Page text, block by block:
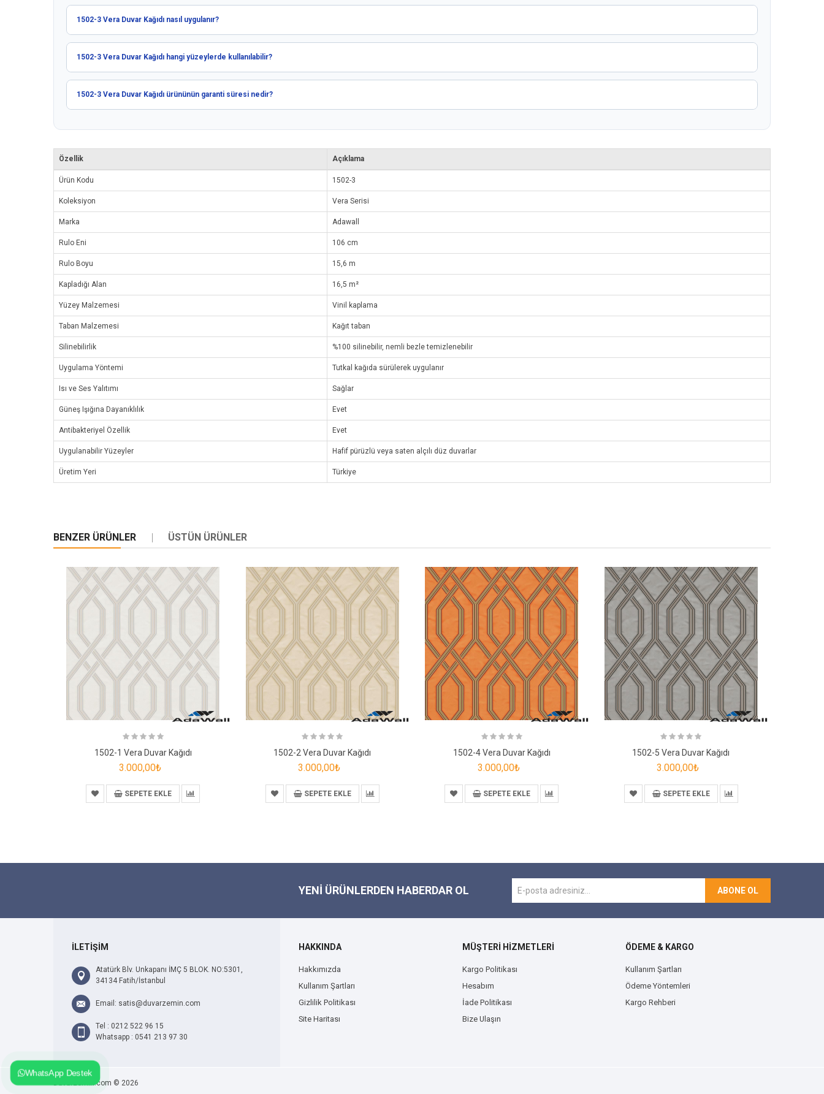
1502-3 Vera Duvar Kağıdı nasıl uygulanır?
1502-3 Vera Duvar Kağıdı hangi yüzeylerde kullanılabilir?
1502-3 Vera Duvar Kağıdı ürününün garanti süresi nedir?
Özellik Açıklama
Ürün Kodu 1502-3
Koleksiyon Vera Serisi
Marka Adawall
Rulo Eni 106 cm
Rulo Boyu 15,6 m
Kapladığı Alan 16,5 m²
Yüzey Malzemesi Vinil kaplama
Taban Malzemesi Kağıt taban
Silinebilirlik %100 silinebilir, nemli bezle temizlenebilir
Uygulama Yöntemi Tutkal kağıda sürülerek uygulanır
Isı ve Ses Yalıtımı Sağlar
Güneş Işığına Dayanıklılık Evet
Antibakteriyel Özellik Evet
Uygulanabilir Yüzeyler Hafif pürüzlü veya saten alçılı düz duvarlar
Üretim Yeri Türkiye
BENZER ÜRÜNLER ÜSTÜN ÜRÜNLER
1502-1 Vera Duvar Kağıdı
3.000,00₺
SEPETE EKLE
1502-2 Vera Duvar Kağıdı
3.000,00₺
SEPETE EKLE
1502-4 Vera Duvar Kağıdı
3.000,00₺
SEPETE EKLE
1502-5 Vera Duvar Kağıdı
3.000,00₺
SEPETE EKLE
YENI ÜRÜNLERDEN HABERDAR OL ABONE OL
İLETİŞİM
Atatürk Blv. Unkapanı İMÇ 5 BLOK. NO:5301,
34134 Fatih/İstanbul
Email: satis@duvarzemin.com
Tel : 0212 522 96 15
Whatsapp : 0541 213 97 30
HAKKINDA
Hakkımızda
Kullanım Şartları
Gizlilik Politikası
Site Haritası
MÜŞTERİ HİZMETLERİ
Kargo Politikası
Hesabım
İade Politikası
Bize Ulaşın
ÖDEME & KARGO
Kullanım Şartları
Ödeme Yöntemleri
Kargo Rehberi
Duvarzemin.com © 2026
WhatsApp Destek